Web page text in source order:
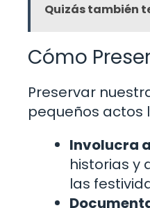
Quizás también
Cómo
Preservar
pequeños actos
Involucra
historias y
las